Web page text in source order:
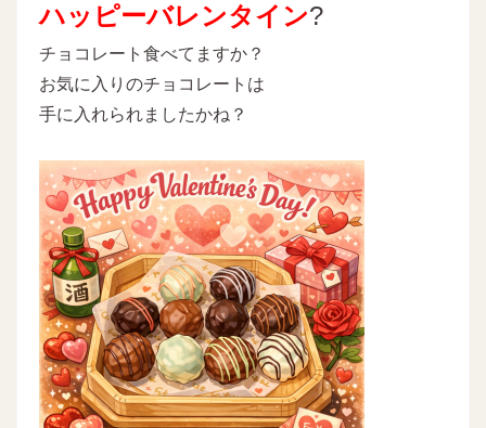
ハッピーバレンタイン?
チョコレート食べてますか？
お気に入りのチョコレートは
手に入れられましたかね？